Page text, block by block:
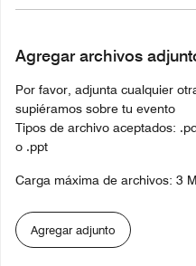
Agregar archivos
Por favor, adjunta cualquier
supiéramos sobre tu evento
Tipos de archivo aceptados:
o .ppt
Carga máxima de archivos: 3
Agregar adjunto